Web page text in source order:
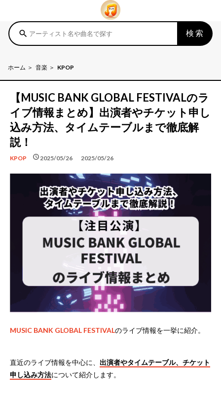
search 検索
ホーム 音楽 KPOP
【MUSIC BANK GLOBAL FESTIVALのラ
イブ情報まとめ】出演者やチケット申し
込み方法、タイムテーブルまで徹底解
説！
KPOP schedule 2025/05/26
schedule 2025/05/26
MUSIC BANK GLOBAL FESTIVALのライブ情報を一挙に紹介。
直近のライブ情報を中心に、 出演者やタイムテーブル、チケット
申し込み方法について紹介します。